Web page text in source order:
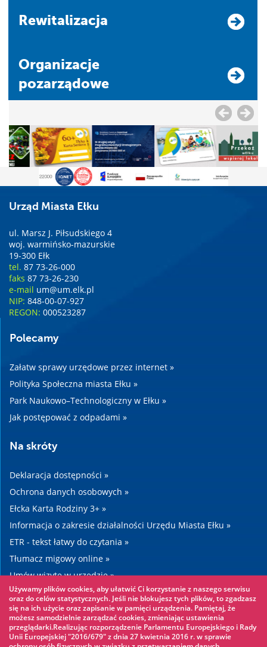
Rewitalizacja
Organizacje
pozarządowe
Urząd Miasta Ełku
ul. Marsz J. Piłsudskiego 4
woj. warmińsko-mazurskie
19-300 Ełk
tel. 87 73-26-000
faks 87 73-26-230
e-mail um@um.elk.pl
NIP: 848-00-07-927
REGON: 000523287
Polecamy
Załatw sprawy urzędowe przez internet »
Polityka Społeczna miasta Ełku »
Park Naukowo–Technologiczny w Ełku »
Jak postępować z odpadami »
Na skróty
Deklaracja dostępności »
Ochrona danych osobowych »
Ełcka Karta Rodziny 3+ »
Informacja o zakresie działalności Urzędu Miasta Ełku »
ETR - tekst łatwy do czytania »
Tłumacz migowy online »
Umów wizytę w urzędzie »
Drogi »
Warto zobaczyć
Używamy plików cookies, aby ułatwić Ci korzystanie z naszego serwisu
oraz do celów statystycznych. Jeśli nie blokujesz tych plików, to zgadzasz
się na ich użycie oraz zapisanie w pamięci urządzenia. Pamiętaj, że
możesz samodzielnie zarządzać cookies, zmieniając ustawienia
przeglądarki.Realizując rozporządzenie Parlamentu Europejskiego i Rady
Unii Europejskiej "2016/679" z dnia 27 kwietnia 2016 r. w sprawie